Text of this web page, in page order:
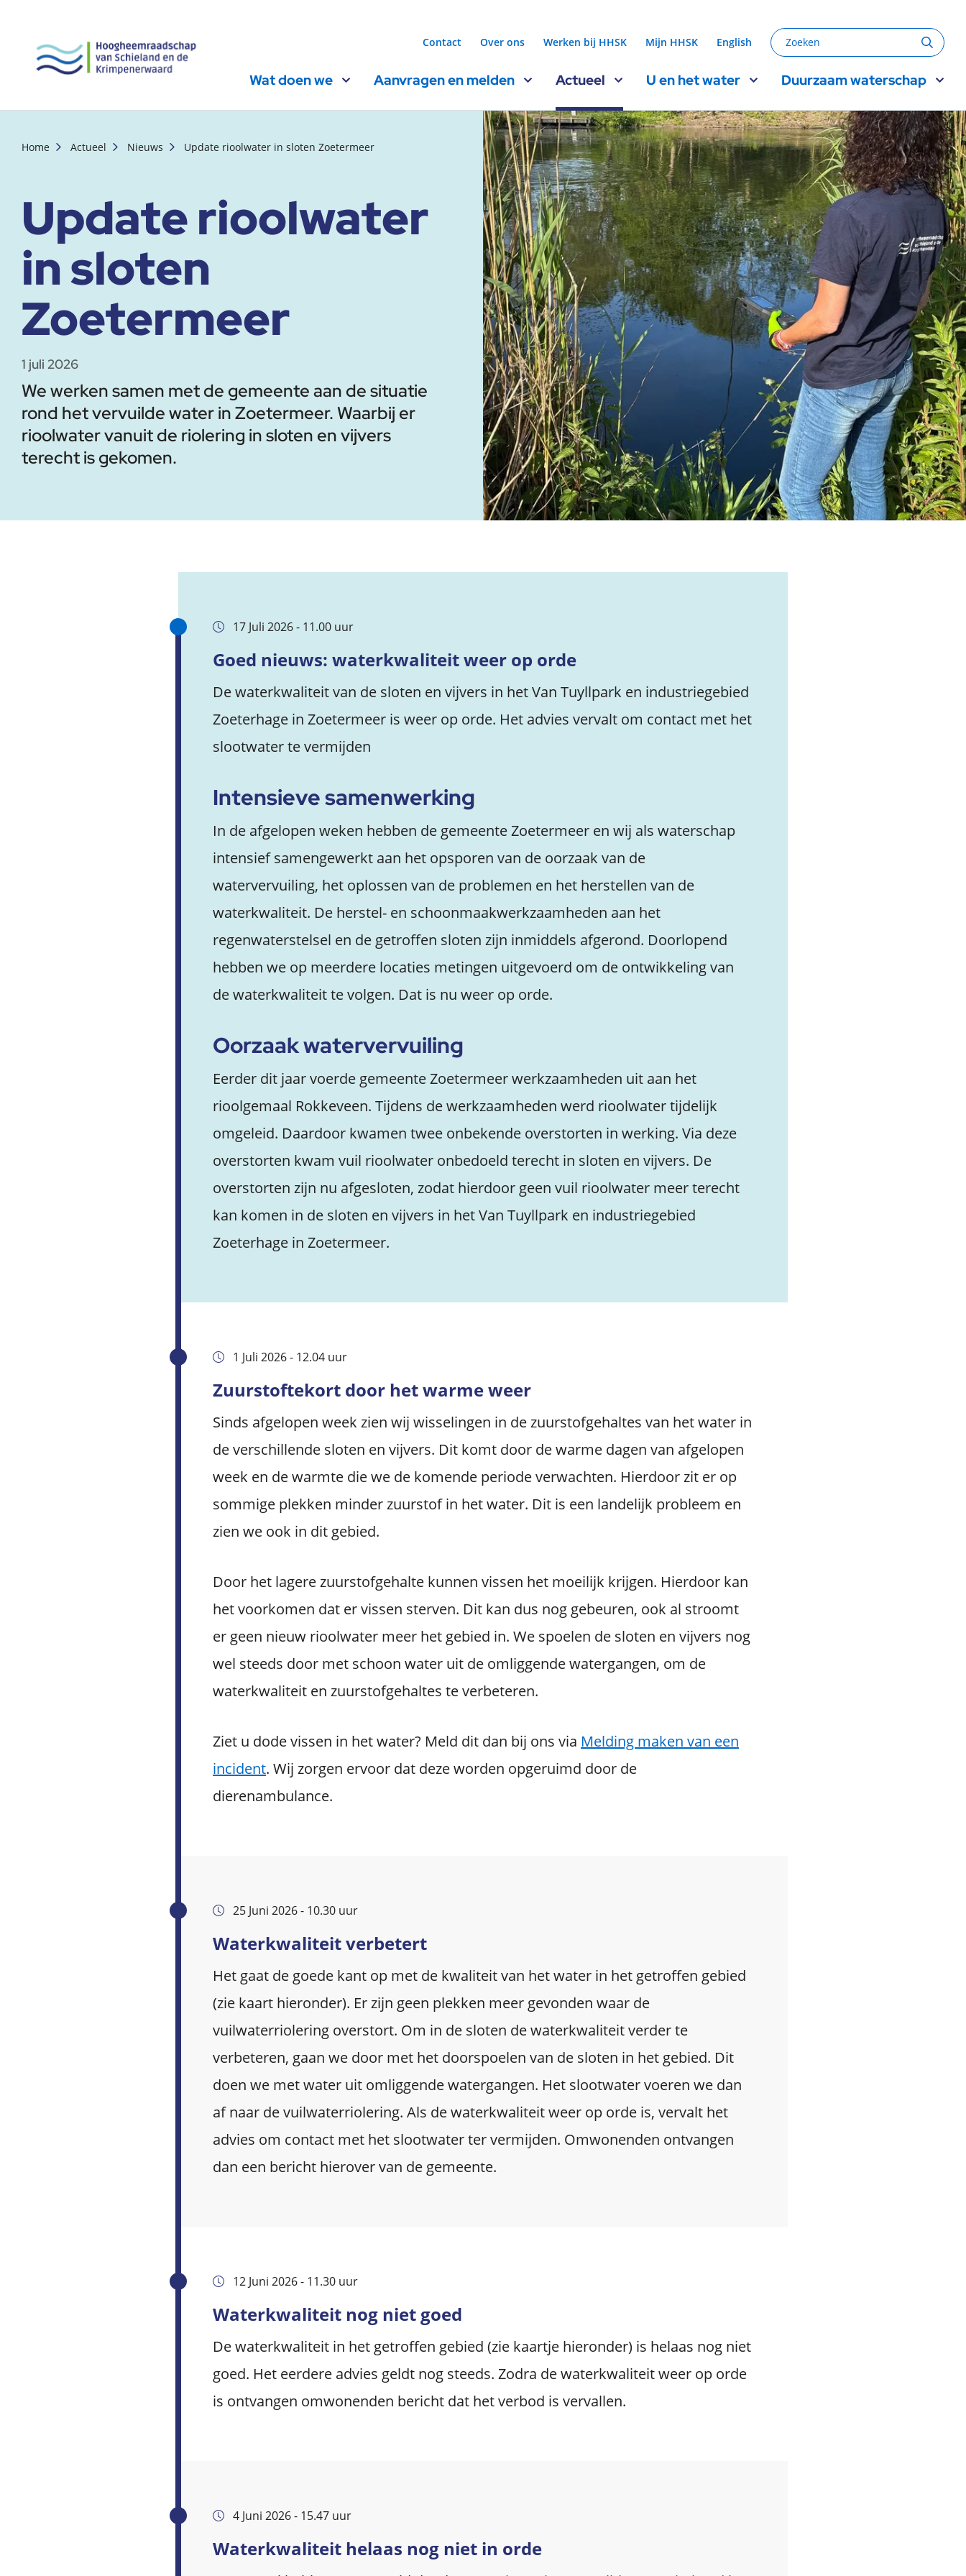
Contact Over ons Werken bij HHSK Mijn HHSK English Zoeken
Wat doen we Aanvragen en melden Actueel U en het water Duurzaam waterschap
Home Actueel Nieuws Update rioolwater in sloten Zoetermeer
Update rioolwater
in sloten
Zoetermeer
1 juli 2026
We werken samen met de gemeente aan de situatie
rond het vervuilde water in Zoetermeer. Waarbij er
rioolwater vanuit de riolering in sloten en vijvers
terecht is gekomen.
17 Juli 2026 - 11.00 uur
Goed nieuws: waterkwaliteit weer op orde
De waterkwaliteit van de sloten en vijvers in het Van Tuyllpark en industriegebied
Zoeterhage in Zoetermeer is weer op orde. Het advies vervalt om contact met het
slootwater te vermijden
Intensieve samenwerking
In de afgelopen weken hebben de gemeente Zoetermeer en wij als waterschap
intensief samengewerkt aan het opsporen van de oorzaak van de
watervervuiling, het oplossen van de problemen en het herstellen van de
waterkwaliteit. De herstel- en schoonmaakwerkzaamheden aan het
regenwaterstelsel en de getroffen sloten zijn inmiddels afgerond. Doorlopend
hebben we op meerdere locaties metingen uitgevoerd om de ontwikkeling van
de waterkwaliteit te volgen. Dat is nu weer op orde.
Oorzaak watervervuiling
Eerder dit jaar voerde gemeente Zoetermeer werkzaamheden uit aan het
rioolgemaal Rokkeveen. Tijdens de werkzaamheden werd rioolwater tijdelijk
omgeleid. Daardoor kwamen twee onbekende overstorten in werking. Via deze
overstorten kwam vuil rioolwater onbedoeld terecht in sloten en vijvers. De
overstorten zijn nu afgesloten, zodat hierdoor geen vuil rioolwater meer terecht
kan komen in de sloten en vijvers in het Van Tuyllpark en industriegebied
Zoeterhage in Zoetermeer.
1 Juli 2026 - 12.04 uur
Zuurstoftekort door het warme weer
Sinds afgelopen week zien wij wisselingen in de zuurstofgehaltes van het water in
de verschillende sloten en vijvers. Dit komt door de warme dagen van afgelopen
week en de warmte die we de komende periode verwachten. Hierdoor zit er op
sommige plekken minder zuurstof in het water. Dit is een landelijk probleem en
zien we ook in dit gebied.
Door het lagere zuurstofgehalte kunnen vissen het moeilijk krijgen. Hierdoor kan
het voorkomen dat er vissen sterven. Dit kan dus nog gebeuren, ook al stroomt
er geen nieuw rioolwater meer het gebied in. We spoelen de sloten en vijvers nog
wel steeds door met schoon water uit de omliggende watergangen, om de
waterkwaliteit en zuurstofgehaltes te verbeteren.
Ziet u dode vissen in het water? Meld dit dan bij ons via Melding maken van een
incident. Wij zorgen ervoor dat deze worden opgeruimd door de
dierenambulance.
25 Juni 2026 - 10.30 uur
Waterkwaliteit verbetert
Het gaat de goede kant op met de kwaliteit van het water in het getroffen gebied
(zie kaart hieronder). Er zijn geen plekken meer gevonden waar de
vuilwaterriolering overstort. Om in de sloten de waterkwaliteit verder te
verbeteren, gaan we door met het doorspoelen van de sloten in het gebied. Dit
doen we met water uit omliggende watergangen. Het slootwater voeren we dan
af naar de vuilwaterriolering. Als de waterkwaliteit weer op orde is, vervalt het
advies om contact met het slootwater ter vermijden. Omwonenden ontvangen
dan een bericht hierover van de gemeente.
12 Juni 2026 - 11.30 uur
Waterkwaliteit nog niet goed
De waterkwaliteit in het getroffen gebied (zie kaartje hieronder) is helaas nog niet
goed. Het eerdere advies geldt nog steeds. Zodra de waterkwaliteit weer op orde
is ontvangen omwonenden bericht dat het verbod is vervallen.
4 Juni 2026 - 15.47 uur
Waterkwaliteit helaas nog niet in orde